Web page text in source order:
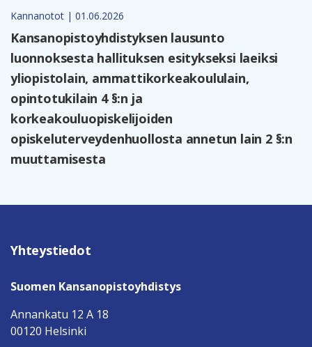
Kannanotot | 01.06.2026
Kansanopistoyhdistyksen lausunto
luonnoksesta hallituksen esitykseksi laeiksi
yliopistolain, ammattikorkeakoululain,
opintotukilain 4 §:n ja
korkeakouluopiskelijoiden
opiskeluterveydenhuollosta annetun lain 2 §:n
muuttamisesta
Yhteystiedot
Suomen Kansanopistoyhdistys
Annankatu 12 A 18
00120 Helsinki